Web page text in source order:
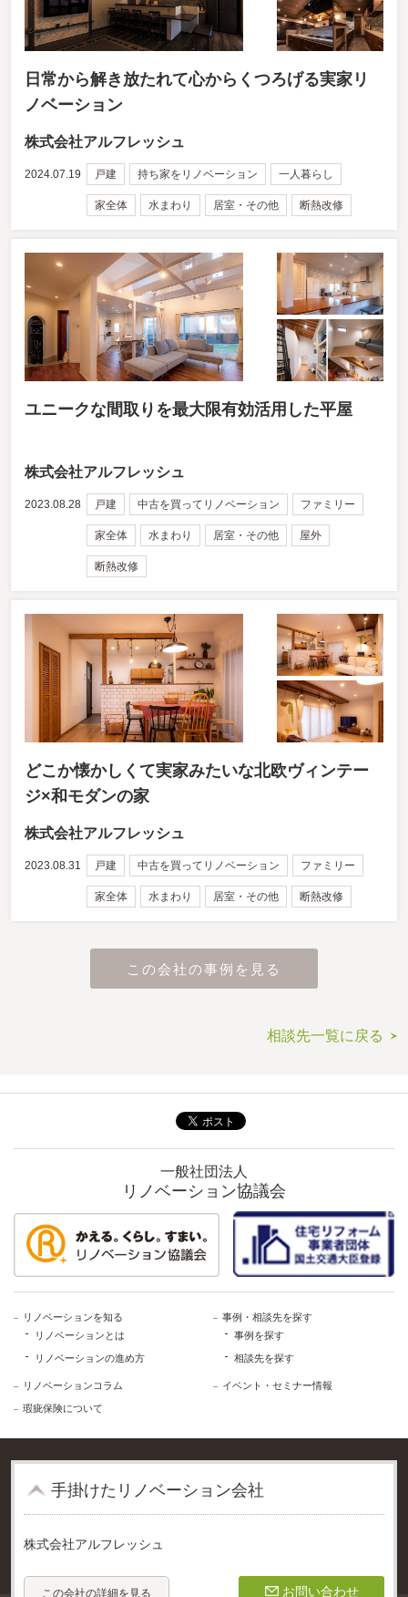
日常から解き放たれて心からくつろげる実家リ
ノベーション
株式会社アルフレッシュ
2024.07.19 戸建 持ち家をリノベーション 一人暮らし
家全体 水まわり 居室・その他 断熱改修
ユニークな間取りを最大限有効活用した平屋
株式会社アルフレッシュ
2023.08.28 戸建 中古を買ってリノベーション ファミリー
家全体 水まわり 居室・その他 屋外
断熱改修
どこか懐かしくて実家みたいな北欧ヴィンテー
ジ×和モダンの家
株式会社アルフレッシュ
2023.08.31 戸建 中古を買ってリノベーション ファミリー
家全体 水まわり 居室・その他 断熱改修
この会社の事例を見る
相談先一覧に戻る
⼿掛けたリノベーション会社
株式会社アルフレッシュ
この会社の詳細を見る お問い合わせ
一般社団法人
リノベーション協議会
リノベーションを知る
リノベーションとは
リノベーションの進め方
リノベーションコラム
瑕疵保険について
事例・相談先を探す
事例を探す
相談先を探す
イベント・セミナー情報
個人情報保護方針